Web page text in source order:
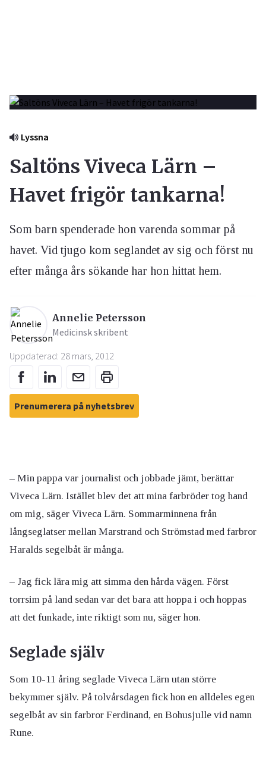
Lyssna
Saltöns Viveca Lärn –
Havet frigör tankarna!
Som barn spenderade hon varenda sommar på
havet. Vid tjugo kom seglandet av sig och först nu
efter många års sökande har hon hittat hem.
Annelie Petersson
Medicinsk skribent
Uppdaterad: 28 mars, 2012
Prenumerera på nyhetsbrev
– Min pappa var journalist och jobbade jämt, berättar
Viveca Lärn. Istället blev det att mina farbröder tog hand
om mig, säger Viveca Lärn. Sommarminnena från
långseglatser mellan Marstrand och Strömstad med farbror
Haralds segelbåt är många.
– Jag fick lära mig att simma den hårda vägen. Först
torrsim på land sedan var det bara att hoppa i och hoppas
att det funkade, inte riktigt som nu, säger hon.
Seglade själv
Som 10-11 åring seglade Viveca Lärn utan större
bekymmer själv. På tolvårsdagen fick hon en alldeles egen
segelbåt av sin farbror Ferdinand, en Bohusjulle vid namn
Rune.